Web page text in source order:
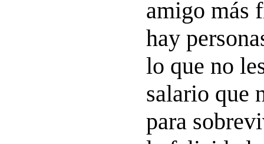
amigo más
hay
lo que no
salario que
para